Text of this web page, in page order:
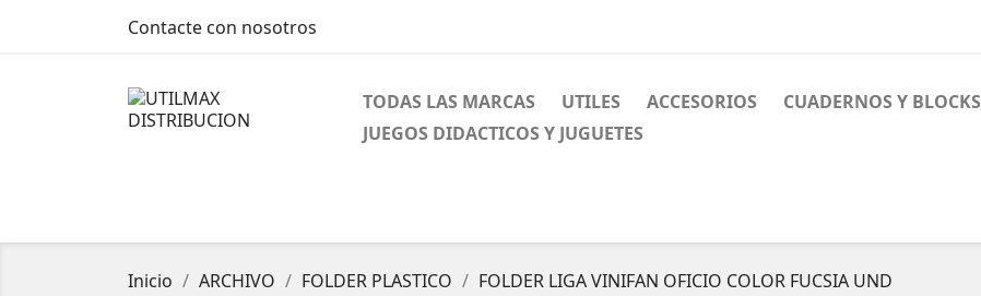
Contacte con nosotros
TODAS LAS MARCAS UTILES ACCESORIOS CUADERNOS Y BLOCKS
JUEGOS DIDACTICOS Y JUGUETES
Inicio ARCHIVO FOLDER PLASTICO FOLDER LIGA VINIFAN OFICIO COLOR FUCSIA UND